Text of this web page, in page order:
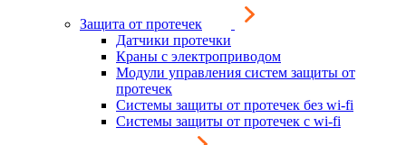
Защита от протечек
Датчики протечки
Краны с электроприводом
Модули управления систем защиты от
протечек
Системы защиты от протечек без wi-fi
Системы защиты от протечек с wi-fi